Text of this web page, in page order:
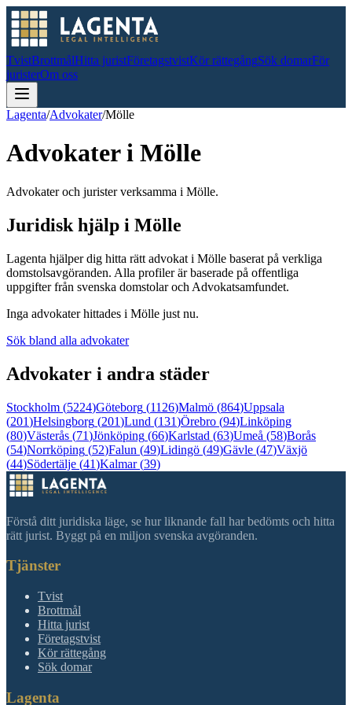
TvistBrottmålHitta juristFöretagstvistKör rättegångSök domarFör
juristerOm oss
Lagenta/Advokater/Mölle
Advokater i Mölle
Advokater och jurister verksamma i Mölle.
Juridisk hjälp i Mölle
Lagenta hjälper dig hitta rätt advokat i Mölle baserat på verkliga
domstolsavgöranden. Alla profiler är baserade på offentliga
uppgifter från svenska domstolar och Advokatsamfundet.
Inga advokater hittades i Mölle just nu.
Sök bland alla advokater
Advokater i andra städer
Stockholm (5224)Göteborg (1126)Malmö (864)Uppsala
(201)Helsingborg (201)Lund (131)Örebro (94)Linköping
(80)Västerås (71)Jönköping (66)Karlstad (63)Umeå (58)Borås
(54)Norrköping (52)Falun (49)Lidingö (49)Gävle (47)Växjö
(44)Södertälje (41)Kalmar(39)
Förstå ditt juridiska läge, se hur liknande fall har bedömts och hitta
rätt jurist. Byggt på en miljon svenska avgöranden.
Tjänster
Tvist
Brottmål
Hitta jurist
Företagstvist
Kör rättegång
Sök domar
Lagenta